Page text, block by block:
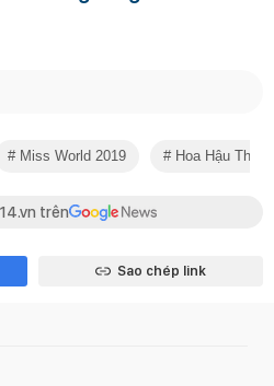
Miss World 2019 Hoa Hậu Thế
trên
Sao chép link